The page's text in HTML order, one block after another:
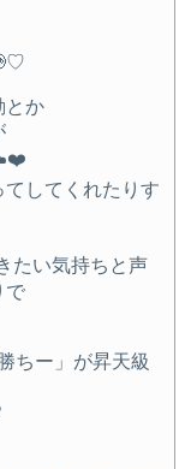
とか
してくれたりす
たい気持ちと声
で
ちー」が昇天級